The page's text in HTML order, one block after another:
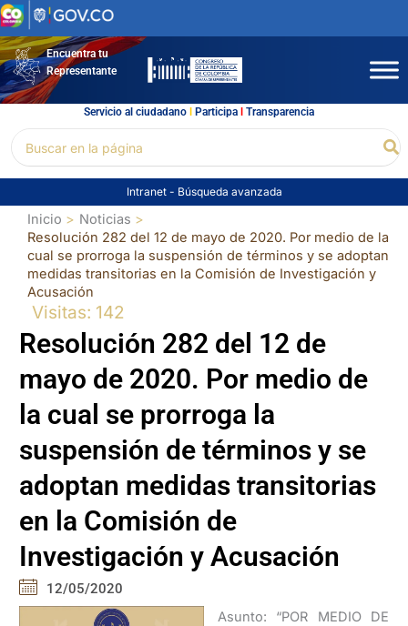
Ir
al
contenidoEncuentra tu
Representante
Servicio al ciudadano l Participal Transparencia
por:
Intranet - Búsqueda avanzada
Inicio
Noticias
Resolución 282 del 12 de mayo de 2020. Por medio de la
cual se prorroga la suspensión de términos y se adoptan
medidas transitorias en la Comisión de Investigación y
Acusación
Visitas: 142
Resolución 282 del 12 de
mayo de 2020. Por medio de
la cual se prorroga la
suspensión de términos y se
adoptan medidas transitorias
en la Comisión de
Investigación y Acusación
12/05/2020
Asunto: “POR MEDIO DE